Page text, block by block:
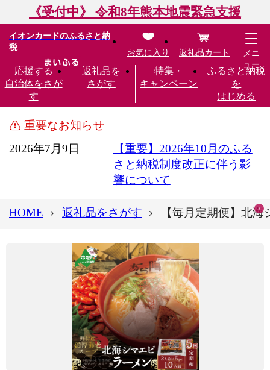
《受付中》 令和8年熊本地震緊急支援
イオンカードのふるさと納
税
応援する
自治体をさが
す
返礼品を
さがす
特集・
キャンペーン
ふるさと納税
を
はじめる
お気に入り 返礼品カート
メニ
ュー
重要なお知らせ
2026年7月9日
【重要】2026年10月のふる
さと納税制度改正に伴う影
響について
HOME 返礼品をさがす 【毎月定期便】北